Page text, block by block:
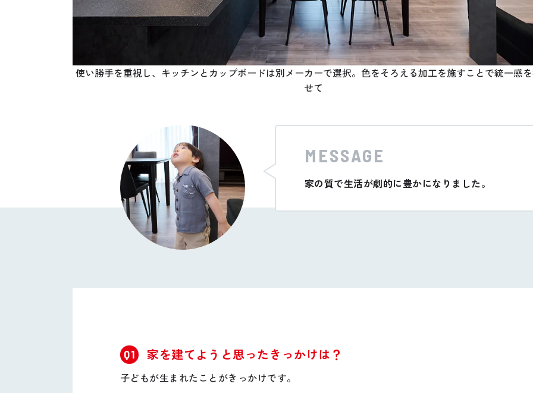
使い勝手を重視し、キッチンとカップボードは別メーカーで選択。色をそろえる加工を施すことで統一感
せて
MESSAGE
家の質で生活が劇的に豊かになりました。
Q1 家を建てようと思ったきっかけは？
子どもが生まれたことがきっかけです。